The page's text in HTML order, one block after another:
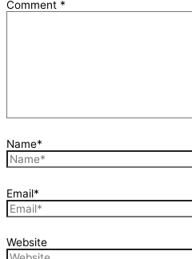
Comment *
Name*
Email*
Website